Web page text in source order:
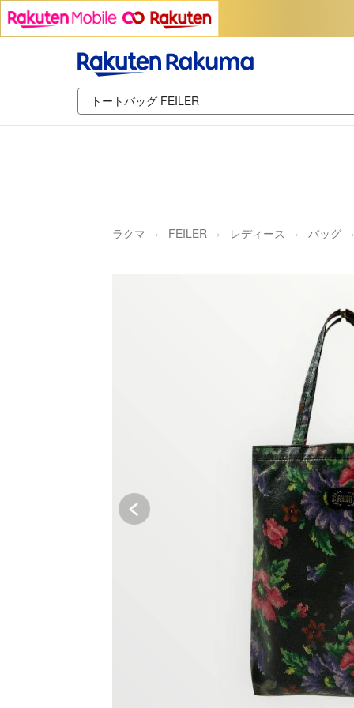
ラクマ FEILER レディース バッグ